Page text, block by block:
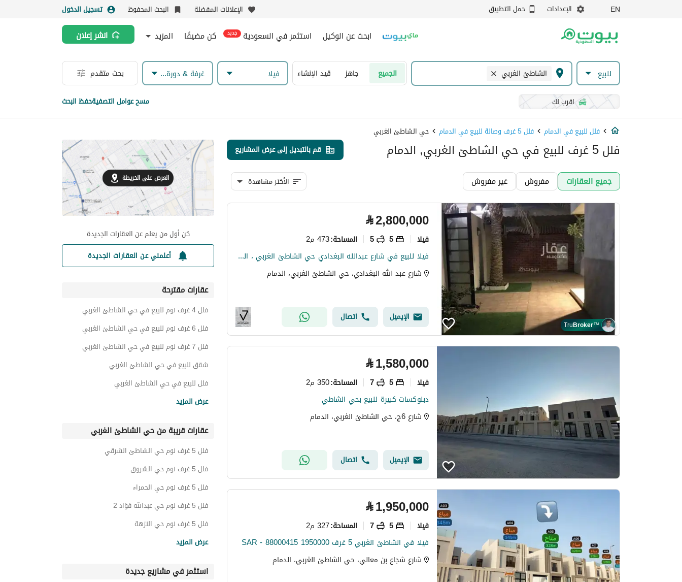
EN الإعدادات حمل التطبيق الإعلانات المفضلة البحث المحفوظ تسجيل الدخول
ابحث عن الوكيل استثمر في السعودية جديد كن مضيفًا المزيد انشر إعلان
للبيع الشاطئ الغربي الجميع جاهز قيد الإنشاء فیلا غرفة & دورة مياه بحث متقدم
اقرب لك مسح عوامل التصفيةحفظ البحث
فلل للبيع في الدمام فلل 5 غرف وصالة للبيع في الدمام حي الشاطئ الغربي
فلل 5 غرف للبيع في حي الشاطئ الغربي, الدمام قم بالتبديل إلى عرض المشاريع
جميع العقارات مفروش غير مفروش الأكثر مشاهدة
TruBroker™
⃁2,800,000
فیلا 5
5 المساحة:473 م2
فيلا للبيع في شارع عبدالله البغدادي حي الشاطئ الغربي ، الدمام
شارع عبد الله البغدادي، حي الشاطئ الغربي، الدمام
الإيميل اتصال
⃁1,580,000
فیلا 5
7 المساحة:350 م2
دبلوكسات كبيرة للبيع بحي الشاطي
شارع 6ج، حي الشاطئ الغربي، الدمام
الإيميل اتصال
⃁1,950,000
فیلا 5
7 المساحة:327 م2
فیلا في الشاطئ الغربي 5 غرف 1950000 SAR - 88000415
شارع شجاع بن معالي، حي الشاطئ الغربي، الدمام
العرض على الخريطة
كن أول من يعلم عن العقارات الجديدة
أعلمني عن العقارات الجديدة
عقارات مقترحة
فلل 4 غرف نوم للبيع في حي الشاطئ الغربي
فلل 6 غرف نوم للبيع في حي الشاطئ الغربي
فلل 7 غرف نوم للبيع في حي الشاطئ الغربي
شقق للبيع في حي الشاطئ الغربي
فلل للبيع في حي الشاطئ الغربي
عرض المزيد
عقارات قريبة من حي الشاطئ الغربي
فلل 5 غرف نوم حي الشاطئ الشرقي
فلل 5 غرف نوم حي الشروق
فلل 5 غرف نوم حي الحمراء
فلل 5 غرف نوم حي عبدالله فؤاد 2
فلل 5 غرف نوم حي النزهة
فلل 5 غرف نوم حي النهضة
عرض المزيد
استثمر في مشاريع جديدة